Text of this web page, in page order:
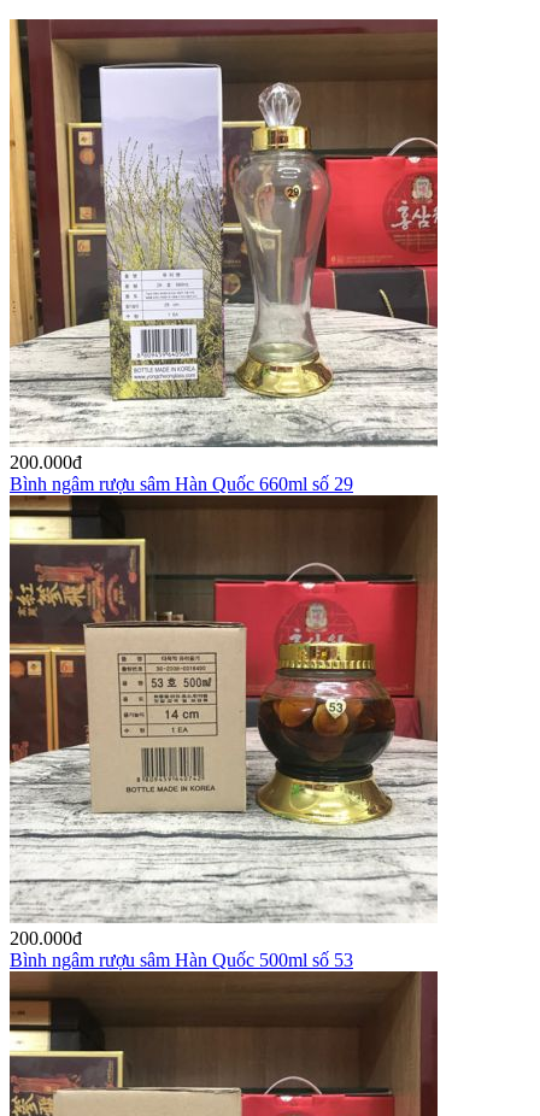
200.000đ
Bình ngâm rượu sâm Hàn Quốc 660ml số 29
200.000đ
Bình ngâm rượu sâm Hàn Quốc 500ml số 53